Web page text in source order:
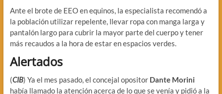
Ante el brote de EEO en equinos, la especialista recomendó a
la población utilizar repelente, llevar ropa con manga larga y
pantalón largo para cubrir la mayor parte del cuerpo y tener
más recaudos a la hora de estar en espacios verdes.
Alertados
(CIB) Ya el mes pasado, el concejal opositor Dante Morini
había llamado la atención acerca de lo que se venía y pidió a la